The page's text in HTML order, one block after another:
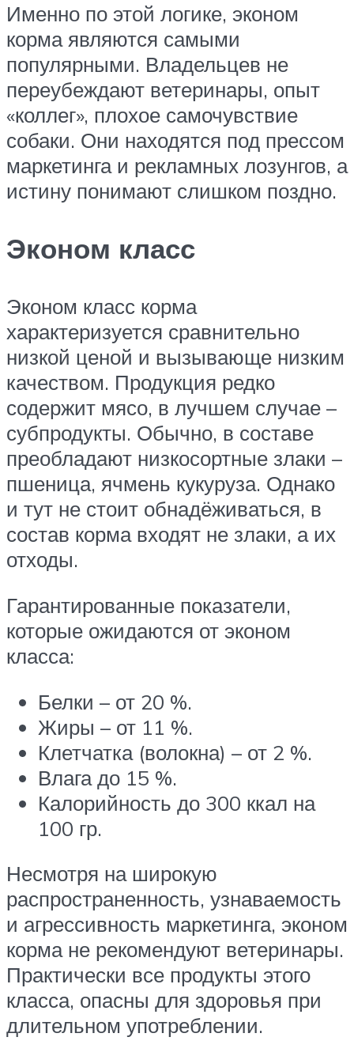
Именно по этой логике, эконом
корма являются самыми
популярными. Владельцев не
переубеждают ветеринары, опыт
«коллег», плохое самочувствие
собаки. Они находятся под прессом
маркетинга и рекламных лозунгов, а
истину понимают слишком поздно.
Эконом класс
Эконом класс корма
характеризуется сравнительно
низкой ценой и вызывающе низким
качеством. Продукция редко
содержит мясо, в лучшем случае –
субпродукты. Обычно, в составе
преобладают низкосортные злаки –
пшеница, ячмень кукуруза. Однако
и тут не стоит обнадёживаться, в
состав корма входят не злаки, а их
отходы.
Гарантированные показатели,
которые ожидаются от эконом
класса:
Белки – от 20 %.
Жиры – от 11 %.
Клетчатка (волокна) – от 2 %.
Влага до 15 %.
Калорийность до 300 ккал на
100 гр.
Несмотря на широкую
распространенность, узнаваемость
и агрессивность маркетинга, эконом
корма не рекомендуют ветеринары.
Практически все продукты этого
класса, опасны для здоровья при
длительном употреблении.